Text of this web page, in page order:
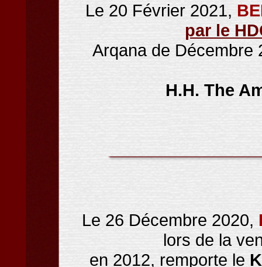
Le 20 Février 2021,
par le
Arqana de Décembre
H.H. The
Le 26 Décembre 2020,
lors de la
en 2012, remporte le